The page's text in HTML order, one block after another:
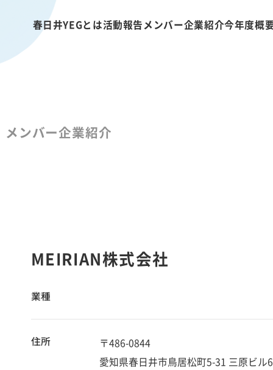
春日井YEGとは活動報告メンバー企業紹介今年度概
メンバー企業紹介
MEIRIAN株式会社
業種
住所
〒486-0844
愛知県春日井市鳥居松町5-31 三原ビル